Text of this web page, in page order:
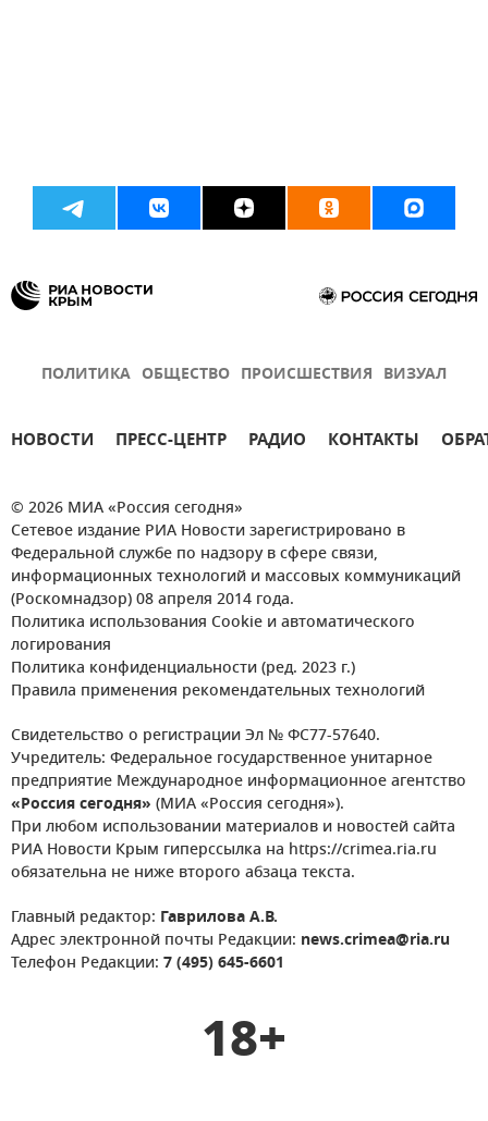
ПОЛИТИКА ОБЩЕСТВО ПРОИСШЕСТВИЯ ВИЗУАЛ
НОВОСТИ ПРЕСС-ЦЕНТР РАДИО КОНТАКТЫ
© 2026 МИА «Россия сегодня»
Сетевое издание РИА Новости зарегистрировано в
Федеральной службе по надзору в сфере связи,
информационных технологий и массовых коммуникаций
(Роскомнадзор) 08 апреля 2014 года.
Политика использования Cookie и автоматического
логирования
Политика конфиденциальности (ред. 2023 г.)
Правила применения рекомендательных технологий
Свидетельство о регистрации Эл № ФС77-57640.
Учредитель: Федеральное государственное унитарное
предприятие Международное информационное агентство
«Россия сегодня» (МИА «Россия сегодня»).
При любом использовании материалов и новостей сайта
РИА Новости Крым гиперссылка на https://crimea.ria.ru
обязательна не ниже второго абзаца текста.
Главный редактор: Гаврилова А.В.
Адрес электронной почты Редакции: news.crimea@ria.ru
Телефон Редакции: 7 (495) 645-6601
18+